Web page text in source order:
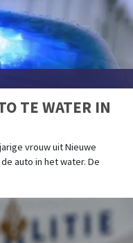
TE WATER IN
vrouw uit Nieuwe
auto in het water. De